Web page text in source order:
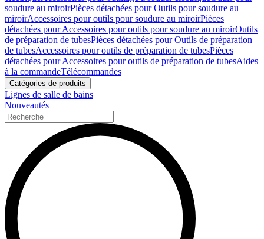
soudure au miroirPièces détachées pour Outils pour soudure au
miroirAccessoires pour outils pour soudure au miroirPièces
détachées pour Accessoires pour outils pour soudure au miroirOutils
de préparation de tubesPièces détachées pour Outils de préparation
de tubesAccessoires pour outils de préparation de tubesPièces
détachées pour Accessoires pour outils de préparation de tubesAides
à la commandeTélécommandes
Catégories de produits
Lignes de salle de bains
Nouveautés